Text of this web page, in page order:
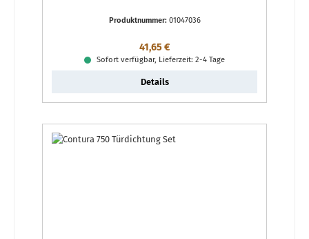
Produktnummer: 01047036
Regulärer Preis:
41,65 €
Sofort verfügbar, Lieferzeit: 2-4 Tage
Details